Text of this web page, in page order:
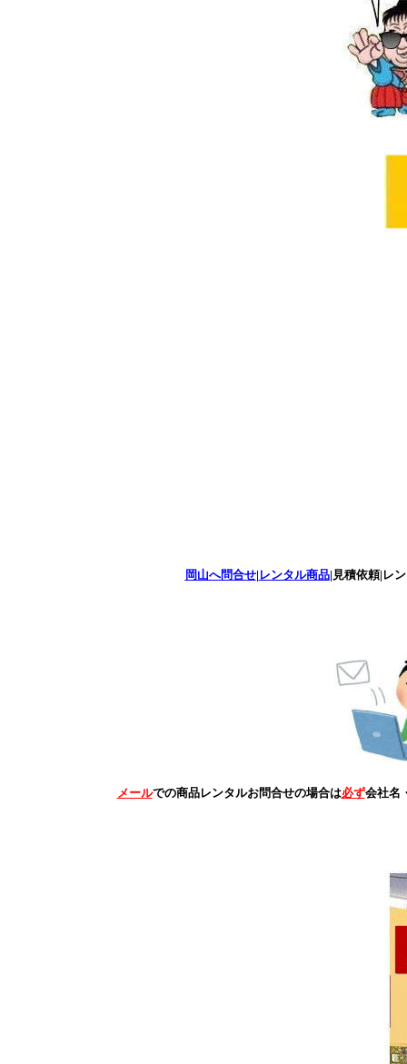
岡山へ問合せ| レンタル商品|見積依頼|レ
メールでの商品レンタルお問合せの場合は必ず会社名